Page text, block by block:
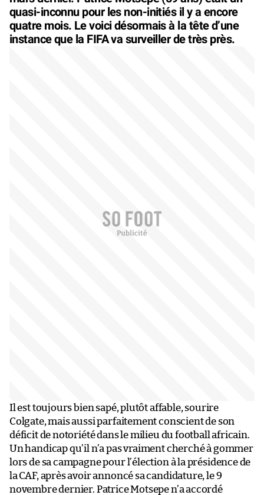
quasi-inconnu pour les non-initiés il y a encore
quatre mois. Le voici désormais à la tête d’une
instance que la FIFA va surveiller de très près.
Il est toujours bien sapé, plutôt affable, sourire
Colgate, mais aussi parfaitement conscient de son
déficit de notoriété dans le milieu du football africain.
Un handicap qu’il n’a pas vraiment cherché à gommer
lors de sa campagne pour l’élection à la présidence de
la CAF, après avoir annoncé sa candidature, le 9
novembre dernier. Patrice Motsepe n’a accordé